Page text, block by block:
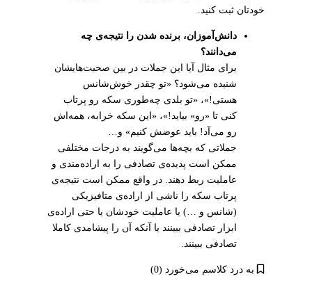
خودتان ثبت کنید.
دانش‌آموزان، برنده شدن را نتیجه‌ی چه
می‌دانند؟
برای مثال آیا این جملات در بین صحبت‌هایشان
شنیده می‌شود؟ «تو چقدر خوش‌شانس
هستی!»، «تو بلدی چه‌طوری سکه رو پرتاب
کنی تا «رو» بیاید!»، «این سکه خرابه، همه‌اش
رو می‌آد! باید عوضش کنیم» و…
جملاتی که بچه‌ها می‌گویند به درجات مختلفی
ممکن است پدیده‌ی تصادفی را به اراده‌مندی و
عاملیت ربط دهند. در واقع ممکن است نتیجه‌ی
پرتاب سکه را ناشی از اراده‌ی متافیزیکی
(شانس و …) یا عاملیت خودشان یا حتی اراده‌ی
ابزار تصادفی ببینند یا آنکه آن را پیشامدی کاملا
تصادفی ببینند.
به درد کلاسم می‌خورد (0)